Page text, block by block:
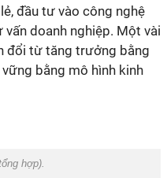
đầu tư vào công nghệ
doanh nghiệp. Một vài
đổi từ tăng trưởng bằng
bằng mô hình kinh
hợp).